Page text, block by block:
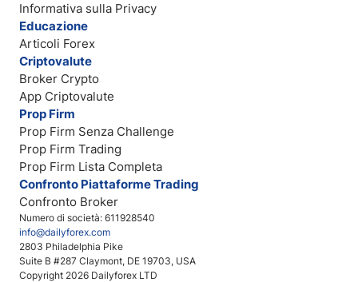
Numero di società: 611928540
info@dailyforex.com
2803 Philadelphia Pike
Suite B #287 Claymont, DE 19703, USA
Copyright 2026 Dailyforex LTD
Informativa sulla Privacy
Educazione
Articoli Forex
Criptovalute
Broker Crypto
App Criptovalute
Prop Firm
Prop Firm Senza Challenge
Prop Firm Trading
Prop Firm Lista Completa
Confronto Piattaforme Trading
Confronto Broker